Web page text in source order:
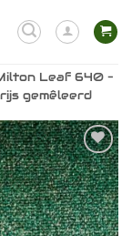
Leaf 640 –
gemêleerd
Toevoegen
aan
verlanglijst